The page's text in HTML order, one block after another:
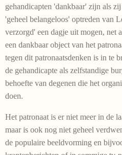
gehandicapten 'dankbaar' zijn als
'geheel belangeloos' optreden van
verzorgd' een dagje uit mogen, net
een dankbaar object van het
tegen dit patronaatsdenken is in te
de gehandicapte als zelfstandige
behoefte van degenen die het
doen.
Het patronaat is er niet meer in de
maar is ook nog niet geheel
de populaire beeldvorming en